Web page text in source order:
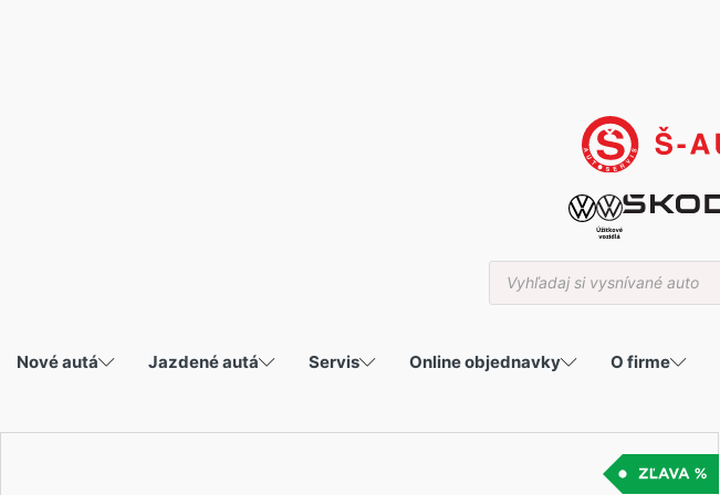
Products
search
Nové autá Jazdené autá Servis Online objednavky O firme